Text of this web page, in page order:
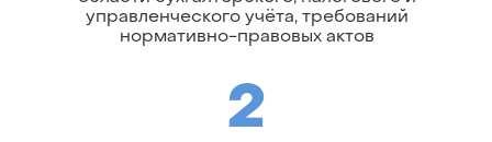
управленческого учёта, требований
нормативно-правовых актов
2